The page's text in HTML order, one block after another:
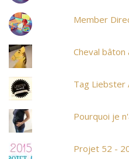
Member
Cheval
Tag Liebster
Pourquoi je
Projet 52 -